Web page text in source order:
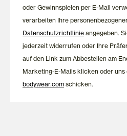
oder Gewinnspielen per E-Mail
verarbeiten Ihre
Datenschutzrichtlinie angegeben.
jederzeit widerrufen oder Ihre
auf den Link zum Abbestellen am
Marketing-E-Mails klicken oder
bodywear.com schicken.